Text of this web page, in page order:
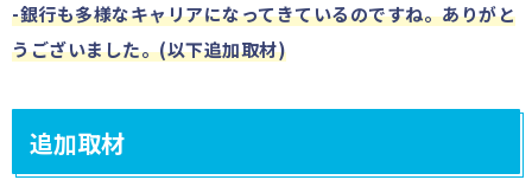
-銀行も多様なキャリアになってきているのですね。ありがと
うございました。(以下追加取材)
追加取材